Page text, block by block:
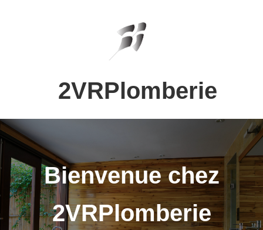
2VRPlomberie
Bienvenue chez
2VRPlomberie